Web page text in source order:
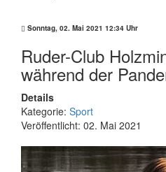
Sonntag, 02. Mai 2021 12:34 Uhr
Ruder-Club
während der
Details
Kategorie: Sport
Veröffentlicht: 02. Mai 2021